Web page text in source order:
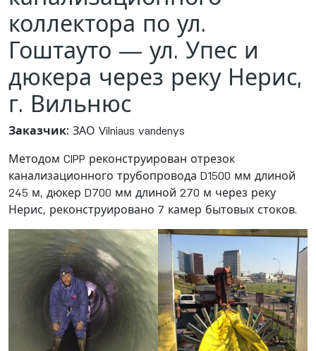
коллектора по ул.
Гоштауто — ул. Упес и
дюкера через реку Нерис,
г. Вильнюс
Заказчик: ЗАО Vilniaus vandenys
Методом CIPP реконструирован отрезок
канализационного трубопровода D1500 мм длиной
245 м, дюкер D700 мм длиной 270 м через реку
Нерис, реконструировано 7 камер бытовых стоков.